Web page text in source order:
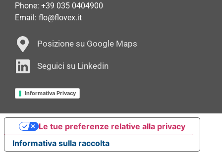
Phone: +39 035 0404900
Email: flo@flovex.it
Posizione su Google Maps
Seguici su Linkedin
Informativa Privacy
Informativa sulla raccolta
Le tue preferenze relative alla privacy